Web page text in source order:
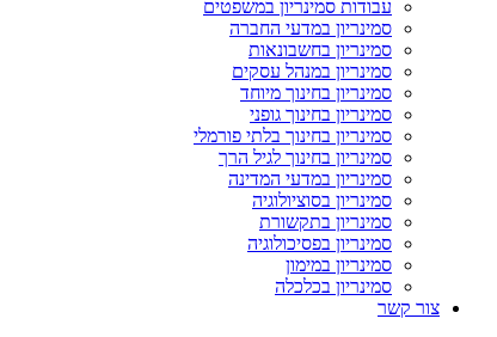
עבודות סמינריון במשפטים
סמינריון במדעי החברה
סמינריון בחשבונאות
סמינריון במנהל עסקים
סמינריון בחינוך מיוחד
סמינריון בחינוך גופני
סמינריון בחינוך בלתי פורמלי
סמינריון בחינוך לגיל הרך
סמינריון במדעי המדינה
סמינריון בסוציולוגיה
סמינריון בתקשורת
סמינריון בפסיכולוגיה
סמינריון במימון
סמינריון בכלכלה
צור קשר